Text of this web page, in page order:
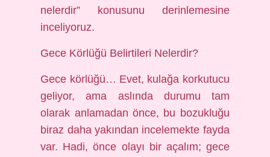
nelerdir” konusunu derinlemesine
inceliyoruz.
Gece Körlüğü Belirtileri Nelerdir?
Gece körlüğü… Evet, kulağa korkutucu
geliyor, ama aslında durumu tam
olarak anlamadan önce, bu bozukluğu
biraz daha yakından incelemekte fayda
var. Hadi, önce olayı bir açalım; gece